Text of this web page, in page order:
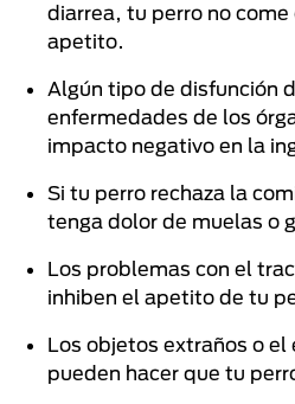
diarrea, tu perro no
apetito.
Algún tipo de disfunción
enfermedades de los
impacto negativo en la
Si tu perro rechaza la
tenga dolor de muelas o
Los problemas con el
inhiben el apetito de tu
Los objetos extraños o
pueden hacer que tu